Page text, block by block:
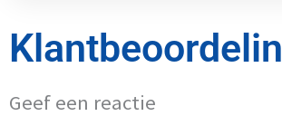
Geef een reactie